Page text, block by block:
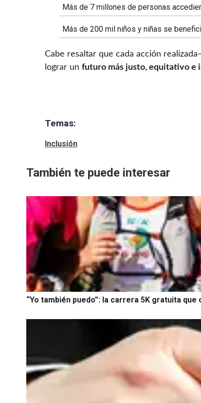
Más de 7 millones de personas
Más de 200 mil niños y niñas se
Cabe resaltar que cada acción
lograr un futuro más justo, equitativo e
Temas:
Inclusión
También te puede interesar
“Yo también puedo”: la carrera 5K gratuita